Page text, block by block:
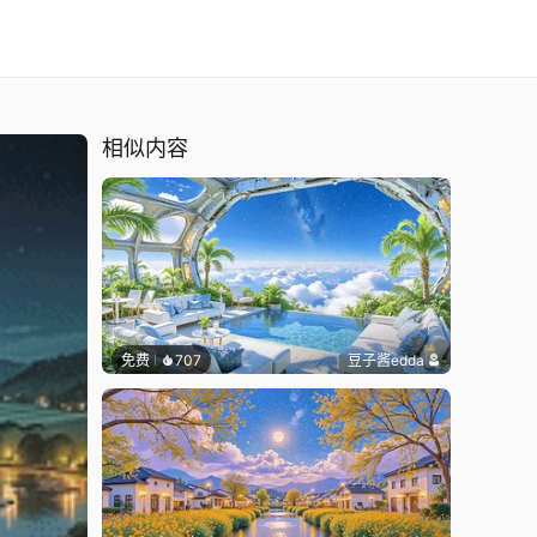
相似内容
免费 707 豆子酱edda